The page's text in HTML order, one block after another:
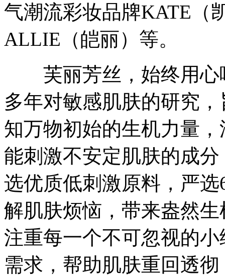
气潮流彩妆品牌KATE（
ALLIE（皑丽）等。
芙丽芳丝，始终用心
多年对敏感肌肤的研究
知万物初始的生机力量
能刺激不安定肌肤的成
选优质低刺激原料，严
解肌肤烦恼，带来盎然
注重每一个不可忽视的
需求，帮助肌肤重回透